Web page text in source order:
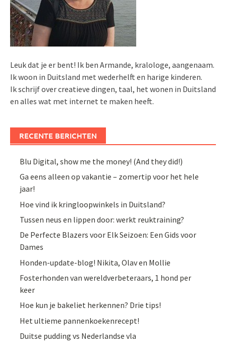
Leuk dat je er bent! Ik ben Armande, kralologe, aangenaam.
Ik woon in Duitsland met wederhelft en harige kinderen.
Ik schrijf over creatieve dingen, taal, het wonen in Duitsland
en alles wat met internet te maken heeft.
RECENTE BERICHTEN
Blu Digital, show me the money! (And they did!)
Ga eens alleen op vakantie – zomertip voor het hele
jaar!
Hoe vind ik kringloopwinkels in Duitsland?
Tussen neus en lippen door: werkt reuktraining?
De Perfecte Blazers voor Elk Seizoen: Een Gids voor
Dames
Honden-update-blog! Nikita, Olav en Mollie
Fosterhonden van wereldverbeteraars, 1 hond per
keer
Hoe kun je bakeliet herkennen? Drie tips!
Het ultieme pannenkoekenrecept!
Duitse pudding vs Nederlandse vla